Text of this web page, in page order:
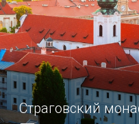
Страговский